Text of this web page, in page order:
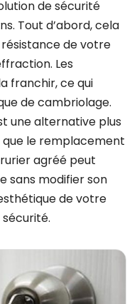
de sécurité
Tout d’abord, cela
de votre
Les
franchir, ce qui
de cambriolage.
une alternative plus
le remplacement
agréé peut
sans modifier son
de votre